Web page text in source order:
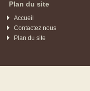
Plan du site
Accueil
Contactez nous
Plan du site